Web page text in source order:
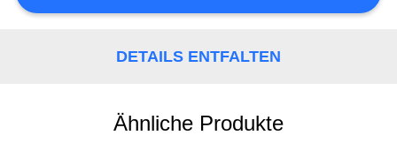
PRIVACY
DETAILS ENTFALTEN
Ähnliche Produkte